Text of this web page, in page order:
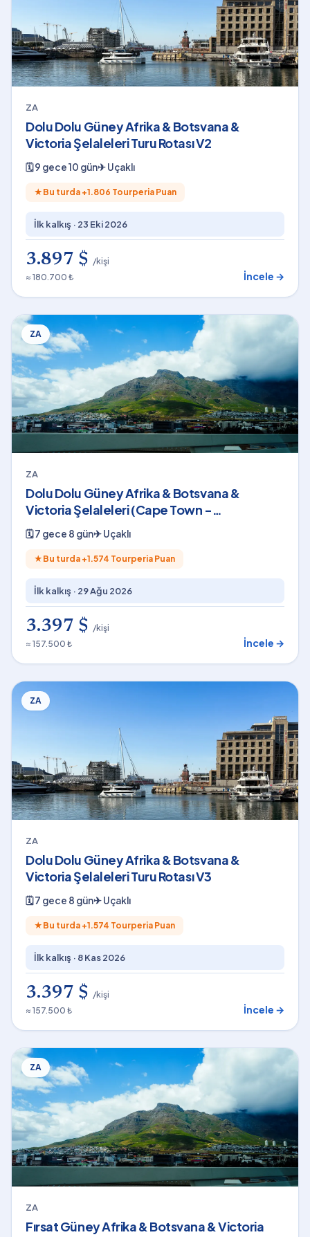
ZA
Dolu Dolu Güney Afrika & Botsvana &
Victoria Şelaleleri Turu Rotası V2
🗓9 gece 10 gün✈Uçaklı
★ Bu turda +1.806 Tourperia Puan
İlk kalkış · 23 Eki 2026
3.897 $ /kişi
≈ 180.700 ₺
İncele →
ZA
ZA
Dolu Dolu Güney Afrika & Botsvana &
Victoria Şelaleleri (Cape Town -
Johannesburg)
🗓7 gece 8 gün✈Uçaklı
★ Bu turda +1.574 Tourperia Puan
İlk kalkış · 29 Ağu 2026
3.397 $ /kişi
≈ 157.500 ₺
İncele →
ZA
ZA
Dolu Dolu Güney Afrika & Botsvana &
Victoria Şelaleleri Turu Rotası V3
🗓7 gece 8 gün✈Uçaklı
★ Bu turda +1.574 Tourperia Puan
İlk kalkış · 8 Kas 2026
3.397 $ /kişi
≈ 157.500 ₺
İncele →
ZA
ZA
Fırsat Güney Afrika & Botsvana & Victoria